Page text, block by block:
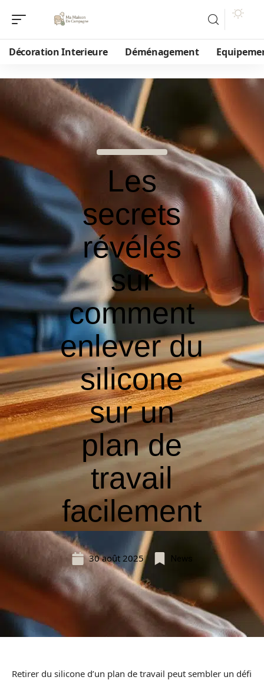
Décoration Interieure Déménagement
Les
secrets
révélés
sur
comment
enlever du
silicone
sur un
plan de
travail
facilement
30 août 2025 News
Retirer du silicone d’un plan de travail peut sembler un défi